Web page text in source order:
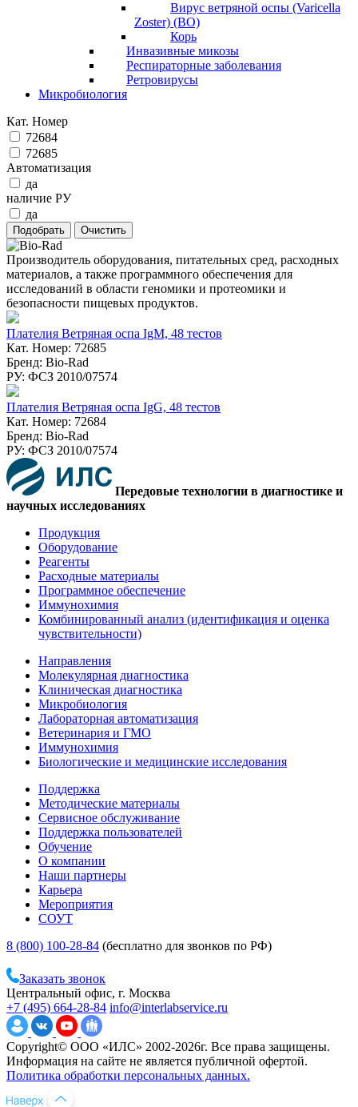
Вирус ветряной оспы (Varicella
Zoster) (ВО)
Корь
Инвазивные микозы
Респираторные заболевания
Ретровирусы
Микробиология
Кат. Номер
72684
72685
Автоматизация
да
наличие РУ
да
Производитель оборудования, питательных сред, расходных
материалов, а также программного обеспечения для
исследований в области геномики и протеомики и
безопасности пищевых продуктов.
Плателия Ветряная оспа IgM, 48 тестов
Кат. Номер: 72685
Бренд: Bio-Rad
РУ: ФСЗ 2010/07574
Плателия Ветряная оспа IgG, 48 тестов
Кат. Номер: 72684
Бренд: Bio-Rad
РУ: ФСЗ 2010/07574
Передовые технологии в диагностике и
научных исследованиях
Продукция
Оборудование
Реагенты
Расходные материалы
Программное обеспечение
Иммунохимия
Комбинированный анализ (идентификация и оценка
чувствительности)
Направления
Молекулярная диагностика
Клиническая диагностика
Микробиология
Лабораторная автоматизация
Ветеринария и ГМО
Иммунохимия
Биологические и медицинские исследования
Поддержка
Методические материалы
Сервисное обслуживание
Поддержка пользователей
Обучение
О компании
Наши партнеры
Карьера
Мероприятия
СОУТ
8 (800) 100-28-84 (бесплатно для звонков по РФ)
Заказать звонок
Центральный офис, г. Москва
+7 (495) 664-28-84 info@interlabservice.ru
Copyright© ООО «ИЛС» 2002-2026г. Все права защищены.
Информация на сайте не является публичной офертой.
Политика обработки персональных данных.